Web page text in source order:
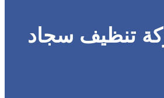
تنظيف سجاد